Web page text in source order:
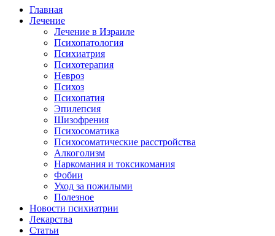
Главная
Лечение
Лечение в Израиле
Психопатология
Психиатрия
Психотерапия
Невроз
Психоз
Психопатия
Эпилепсия
Шизофрения
Психосоматика
Психосоматические расстройства
Алкоголизм
Наркомания и токсикомания
Фобии
Уход за пожилыми
Полезное
Новости психиатрии
Лекарства
Статьи